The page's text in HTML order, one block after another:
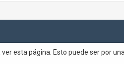
esta página. Esto puede ser por